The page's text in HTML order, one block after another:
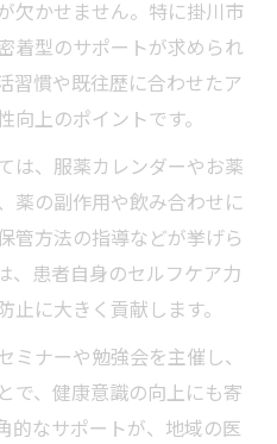
欠かせません。特に掛川市
着型のサポートが求められ
習慣や既往歴に合わせたア
向上のポイントです。
は、服薬カレンダーやお薬
薬の副作用や飲み合わせに
管方法の指導などが挙げら
、患者自身のセルフケア力
に大きく貢献します。
ミナーや勉強会を主催し、
で、健康意識の向上にも寄
的なサポートが、地域の医